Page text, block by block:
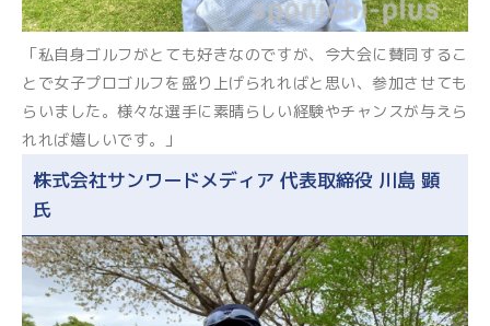
「私自身ゴルフがとても好きなのですが、今大会に賛同するこ
とで女子プロゴルフを盛り上げられればと思い、参加させても
らいました。様々な選手に素晴らしい経験やチャンスが与えら
れれば嬉しいです。」
株式会社サンワードメディア 代表取締役 川島 顕
氏